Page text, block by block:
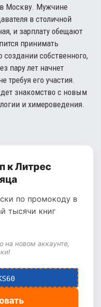
в Москву. Мужчине
в столичной
и зарплату обещают
принимать
собственного,
пару лет начнет
требуя его участия.
знакомство с новым
и химероведения.
к Литрес
по промокоду в
тысячи книг
на новом аккаунте,